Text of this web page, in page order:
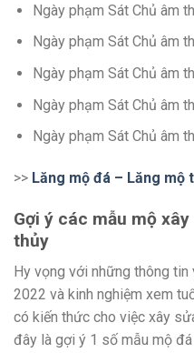
Ngày phạm Sát Chủ âm
Ngày phạm Sát Chủ âm
Ngày phạm Sát Chủ âm
Ngày phạm Sát Chủ âm
Ngày phạm Sát Chủ âm
>> Lăng mộ đá – Lăng mộ
Gợi ý các mẫu mộ
thủy
Hy vọng với những thông
2022 và kinh nghiệm xem
có kiến thức cho việc xây
đây là gợi ý 1 số mẫu mộ